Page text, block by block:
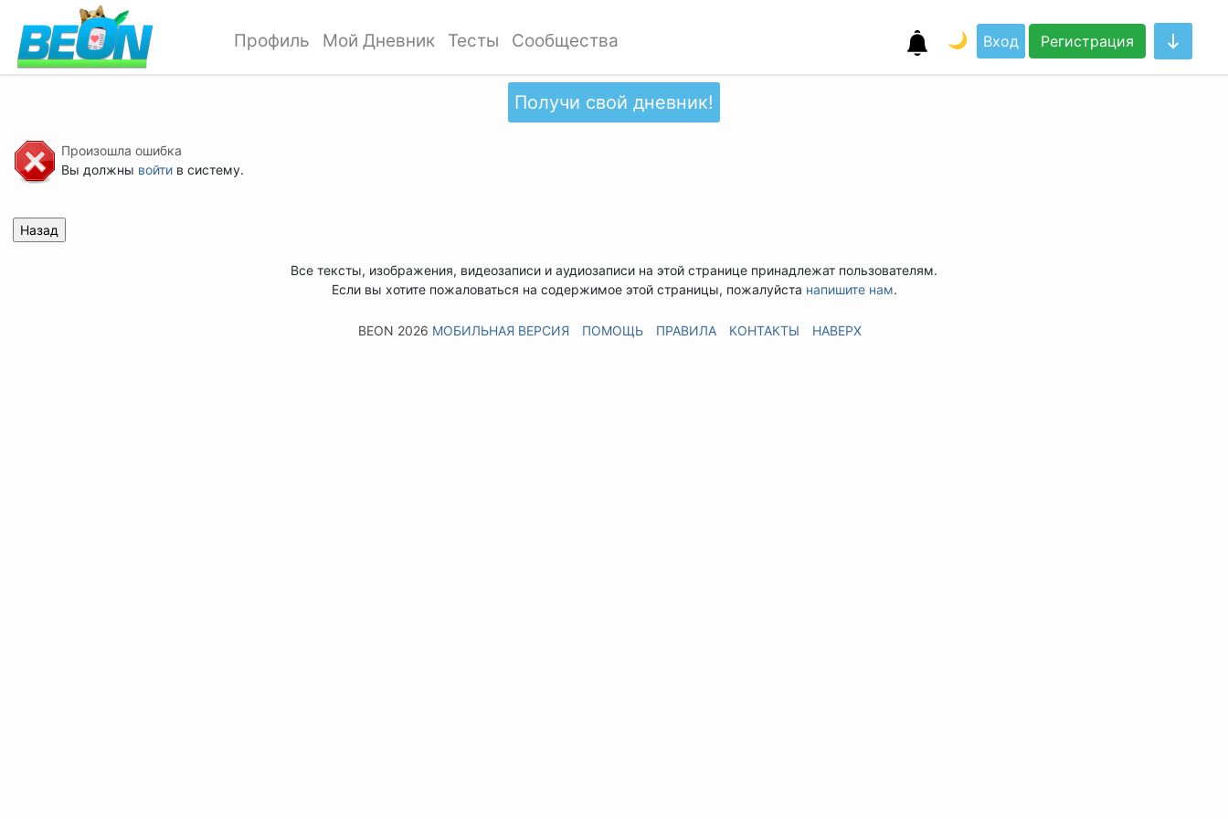
Профиль Мой Дневник Тесты Сообщества 🌙 Вход Регистрация
Получи свой дневник!
Произошла ошибка
Вы должны войтив систему.
Все тексты, изображения, видеозаписи и аудиозаписи на этой странице принадлежат пользователям.
Если вы хотите пожаловаться на содержимое этой страницы, пожалуйста напишите нам.
BEON 2026 МОБИЛЬНАЯ ВЕРСИЯ ПОМОЩЬ ПРАВИЛА КОНТАКТЫ НАВЕРХ